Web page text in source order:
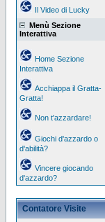
Il Video di Lucky
Menù Sezione
Interattiva
Home Sezione
Interattiva
Acchiappa il Gratta-
Gratta!
Non t'azzardare!
Giochi d'azzardo o
d'abilità?
Vincere giocando
d'azzardo?
Contatore Visite